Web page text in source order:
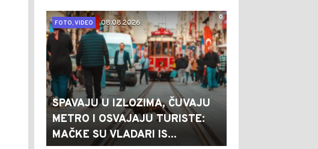
0
FOTO, VIDEO
08.08.2026.
SPAVAJU U IZLOZIMA, ČUVAJU
METRO I OSVAJAJU TURISTE:
MAČKE SU VLADARI IS...